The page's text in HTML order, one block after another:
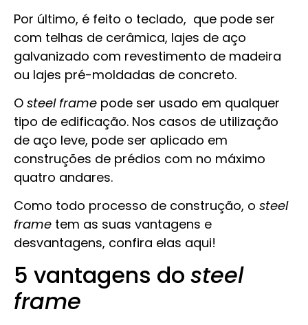
Por último, é feito o teclado, que pode ser
com telhas de cerâmica, lajes de aço
galvanizado com revestimento de madeira
ou lajes pré-moldadas de concreto.
O steel frame pode ser usado em qualquer
tipo de edificação. Nos casos de utilização
de aço leve, pode ser aplicado em
construções de prédios com no máximo
quatro andares.
Como todo processo de construção, o steel
frame tem as suas vantagens e
desvantagens, confira elas aqui!
5 vantagens do steel
frame